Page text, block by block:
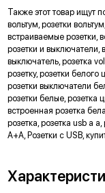
подрозетников.
МАРКИРОВКА
Метка для точного
проводов,
АНКЕРНОЕ
Надежно
монтажу и не
Механизм выполнен
Также этот товар ищут
вольтум, розетки
встраиваемые розетки,
розетки и выключатели,
выключатель, розетка
розетку, розетки белого
розетки выключатели
розетки белые, розетка
встроенная розетка
розетка, розетка usb a
A+A, Розетки с USB,